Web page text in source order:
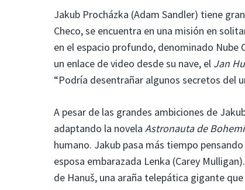
Jakub Procházka (Adam Sandler) tiene
Checo, se encuentra en una misión en
en el espacio profundo, denominado Nube
un enlace de video desde su nave, el Jan
“Podría desentrañar algunos secretos del
A pesar de las grandes ambiciones de
adaptando la novela Astronauta de
humano. Jakub pasa más tiempo
esposa embarazada Lenka (Carey
de Hanuš, una araña telepática gigante